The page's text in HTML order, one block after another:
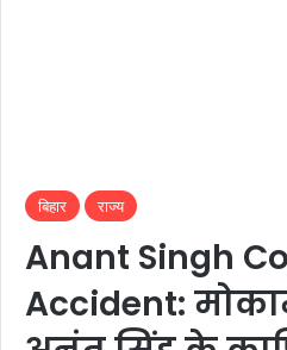
बिहार राज्य
Anant Singh
Accident: